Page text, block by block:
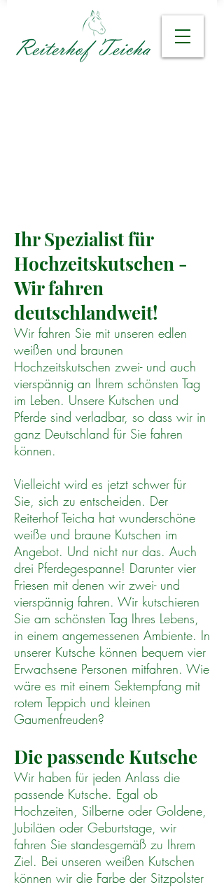
Ihr Spezialist für
Hochzeitskutschen -
Wir fahren
deutschlandweit!
Wir fahren Sie mit unseren edlen
weißen und braunen
Hochzeitskutschen zwei- und auch
vierspännig an Ihrem schönsten Tag
im Leben. Unsere Kutschen und
Pferde sind verladbar, so dass wir in
ganz Deutschland für Sie fahren
können. ​
Vielleicht wird es jetzt schwer für
Sie, sich zu entscheiden. Der
Reiterhof Teicha hat wunderschöne
weiße und braune Kutschen im
Angebot. Und nicht nur das. Auch
drei Pferdegespanne! Darunter vier
Friesen mit denen wir zwei- und
vierspännig fahren. Wir kutschieren
Sie am schönsten Tag Ihres Lebens,
in einem angemessenen Ambiente. In
unserer Kutsche können bequem vier
Erwachsene Personen mitfahren. Wie
wäre es mit einem Sektempfang mit
rotem Teppich und kleinen
Gaumenfreuden?
Die passende Kutsche
Wir haben für jeden Anlass die
passende Kutsche. Egal ob
Hochzeiten, Silberne oder Goldene,
Jubiläen oder Geburtstage, wir
fahren Sie standesgemäß zu Ihrem
Ziel. Bei unseren weißen Kutschen
können wir die Farbe der Sitzpolster